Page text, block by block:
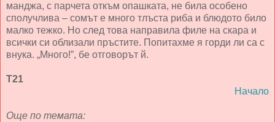
манджа, с парчета откъм опашката, не била особено
сполучлива – сомът е много тлъста риба и блюдото било
малко тежко. Но след това направила филе на скара и
всички си облизали пръстите. Попитахме я горди ли са с
внука. „Много!”, бе отговорът й.
Т21
Начало
Още по темата: